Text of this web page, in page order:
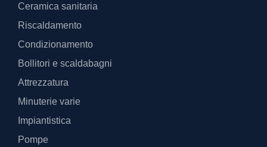
Ceramica sanitaria
Riscaldamento
Condizionamento
Bollitori e scaldabagni
Attrezzatura
Minuterie varie
Impiantistica
Pompe